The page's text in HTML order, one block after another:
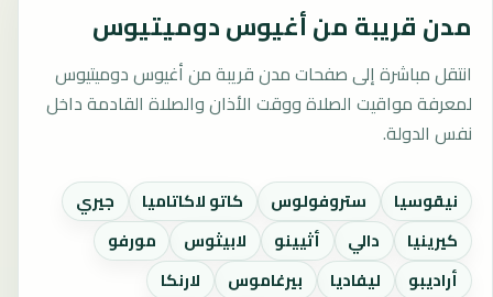
مدن قريبة من أغيوس دوميتيوس
انتقل مباشرة إلى صفحات مدن قريبة من أغيوس دوميتيوس
لمعرفة مواقيت الصلاة ووقت الأذان والصلاة القادمة داخل
نفس الدولة.
نيقوسيا ستروفولوس كاتو لاكاتاميا
جيري
كيرينيا
دالي أثيينو لابيثوس
مورفو
أراديبو
ليفاديا بيرغاموس
لارنكا